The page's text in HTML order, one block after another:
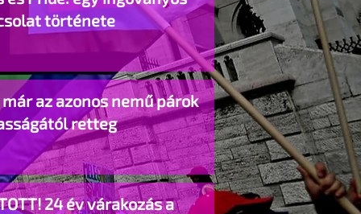
története
már az azonos nemű párok
retteg
24 év várakozás a